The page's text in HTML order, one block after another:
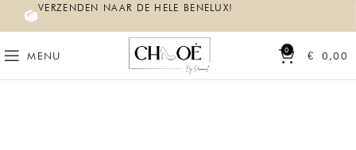
VERZENDEN NAAR DE HELE BENELUX!
MENU 0 € 0,00